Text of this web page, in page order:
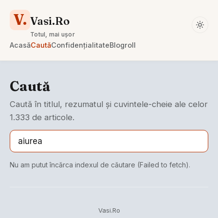
V. Vasi.Ro
Totul, mai ușor
AcasăCautăConfidențialitateBlogroll
Caută
Caută în titlul, rezumatul și cuvintele-cheie ale celor
1.333 de articole.
Nu am putut încărca indexul de căutare (Failed to fetch).
Vasi.Ro